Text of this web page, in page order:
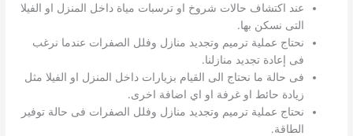
عند اكتشاف حالات شروخ او ترسبات مياة داخل المنزل او الفيلا
التى نسكن بها.
نحتاج عملية ترميم وتجديد منازل وفلل الصفرات عندما نرغب
فى إعادة تجديد منازلنا.
فى حالة ما نحتاج الى القيام بزيارات داخل المنزل او الفيلا مثل
زيادة حائط او غرفة او اي اضافة اخرى.
نحتاج عملية ترميم وتجديد منازل وفلل الصفرات فى حالة توفير
الطاقة.